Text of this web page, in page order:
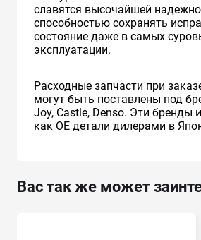
славятся высочайшей
способностью сохранять
состояние даже в самых
эксплуатации.
Расходные запчасти при
могут быть поставлены под
Joy, Castle, Denso. Эти бренды
как ОЕ детали дилерами в
Вас так же может